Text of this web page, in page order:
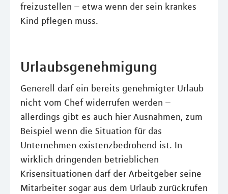
freizustellen – etwa wenn der sein krankes
Kind pflegen muss.
Urlaubsgenehmigung
Generell darf ein bereits genehmigter Urlaub
nicht vom Chef widerrufen werden –
allerdings gibt es auch hier Ausnahmen, zum
Beispiel wenn die Situation für das
Unternehmen existenzbedrohend ist. In
wirklich dringenden betrieblichen
Krisensituationen darf der Arbeitgeber seine
Mitarbeiter sogar aus dem Urlaub zurückrufen